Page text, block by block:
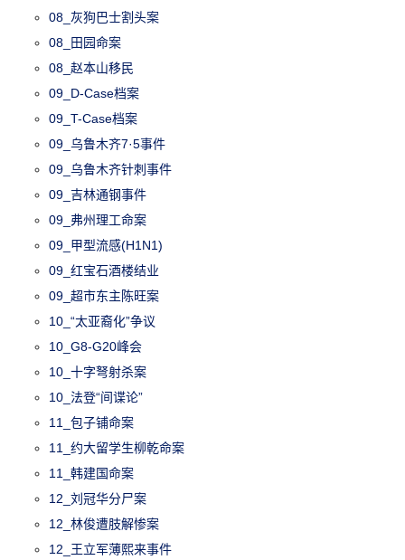
08_灰狗巴士割头案
08_田园命案
08_赵本山移民
09_D-Case档案
09_T-Case档案
09_乌鲁木齐7·5事件
09_乌鲁木齐针刺事件
09_吉林通钢事件
09_弗州理工命案
09_甲型流感(H1N1)
09_红宝石酒楼结业
09_超市东主陈旺案
10_“太亚裔化”争议
10_G8-G20峰会
10_十字弩射杀案
10_法登“间谍论”
11_包子铺命案
11_约大留学生柳乾命案
11_韩建国命案
12_刘冠华分尸案
12_林俊遭肢解惨案
12_王立军薄熙来事件